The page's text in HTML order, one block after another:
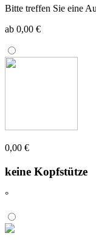
Bitte treffen Sie eine
ab 0,00 €
0,00 €
keine Kopfstütze
°